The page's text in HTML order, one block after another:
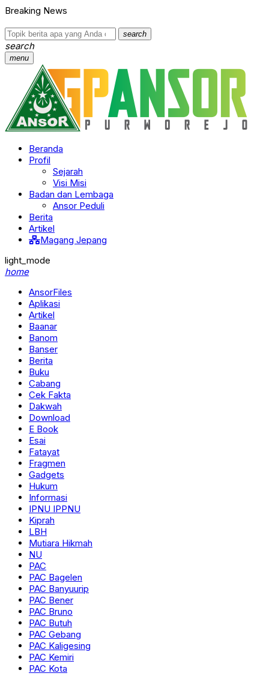
Breaking News
search
search
menu
Beranda
Profil
Sejarah
Visi Misi
Badan dan Lembaga
Ansor Peduli
Berita
Artikel
Magang Jepang
light_mode
home
AnsorFiles
Aplikasi
Artikel
Baanar
Banom
Banser
Berita
Buku
Cabang
Cek Fakta
Dakwah
Download
E Book
Esai
Fatayat
Fragmen
Gadgets
Hukum
Informasi
IPNU IPPNU
Kiprah
LBH
Mutiara Hikmah
NU
PAC
PAC Bagelen
PAC Banyuurip
PAC Bener
PAC Bruno
PAC Butuh
PAC Gebang
PAC Kaligesing
PAC Kemiri
PAC Kota